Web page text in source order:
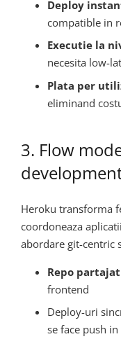
Deploy
compatible in
Executie la
necesita low-
Plata per
eliminand
3. Flow
Heroku transforma
coordoneaza
abordare git-centric
Repo partajat
frontend
Deploy-uri
se face push